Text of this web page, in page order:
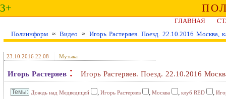
3+
ГЛАВНАЯ
Полиинформ ≈ Видео ≈ Игорь Растеряев. Поезд. 22.10.2016 Москва,
23.10.2016 22:08 Музыка
Игорь Растеряев : Игорь Растеряев. Поезд. 22.10.2016
Дождь над Медведицей , Игорь Растеряев , Москва , клуб RED ,